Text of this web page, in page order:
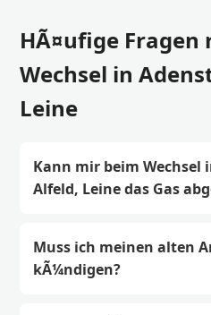
HÃ¤ufige Fragen
Wechsel in
Leine
Kann mir beim Wechsel
Alfeld, Leine das Gas
Muss ich meinen alten
kÃ¼ndigen?